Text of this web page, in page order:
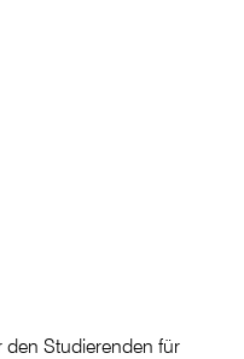
Studierenden für